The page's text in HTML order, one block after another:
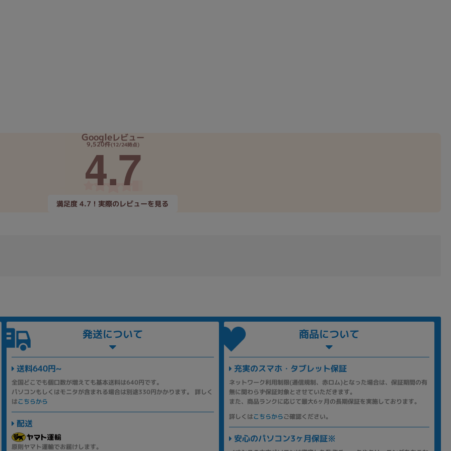
Googleレビュー
9,520件(12/24時点)
4.7
満足度 4.7！実際のレビューを見る
発送について
送料640円~
全国どこでも個口数が増えても基本送料は640円です。
パソコンもしくはモニタが含まれる場合は別途330円かかります。 詳しく
はこちらから
配送
原則ヤマト運輸でお届けします。
商品について
充実のスマホ・タブレット保証
ネットワーク利用制限(通信規制、赤ロム)となった場合は、保証期間の有
無に関わらず保証対象とさせていただきます。
また、商品ランクに応じて最大6ヶ月の長期保証を実施しております。
詳しくはこちらからご確認ください。
安心のパソコン3ヶ月保証※